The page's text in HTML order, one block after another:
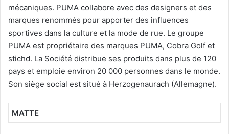
mécaniques. PUMA collabore avec des designers et des
marques renommés pour apporter des influences
sportives dans la culture et la mode de rue. Le groupe
PUMA est propriétaire des marques PUMA, Cobra Golf et
stichd. La Société distribue ses produits dans plus de 120
pays et emploie environ 20 000 personnes dans le monde.
Son siège social est situé à Herzogenaurach (Allemagne).
MATTE